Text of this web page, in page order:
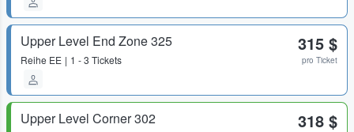
Upper Level End Zone 325
Reihe EE 1 - 3 Tickets
315 $
pro Ticket
Upper Level Corner 302 318 $